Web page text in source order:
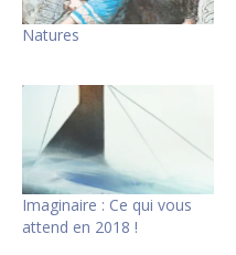
Natures
Imaginaire : Ce qui vous
attend en 2018 !